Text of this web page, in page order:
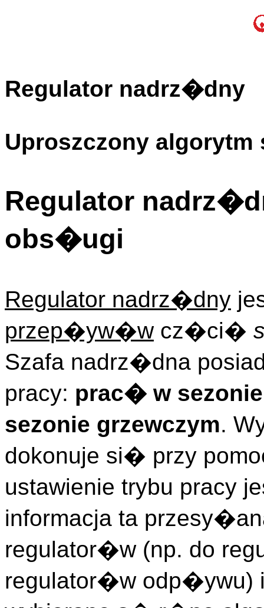
Regulator nadrz�dny
Uproszczony algorytm
Regulator
obs�ugi
Regulator nadrz�dny
przep�yw�wcz�ci�
Szafa nadrz�dna
pracy: prac� w
sezonie grzewczym.
dokonuje si� przy
ustawienie trybu pracy
informacja ta
regulator�w (np. do
regulator�w